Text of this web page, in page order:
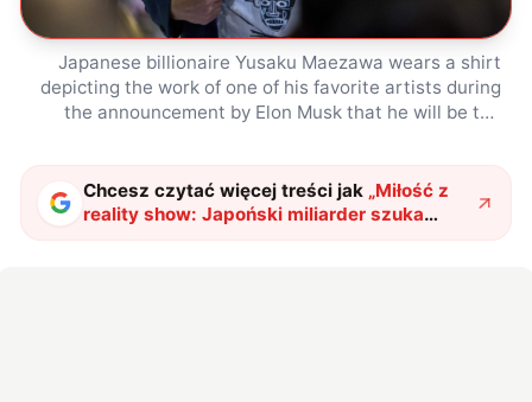
Japanese billionaire Yusaku Maezawa wears a shirt
depicting the work of one of his favorite artists during
the announcement by Elon Musk that he will be the
aboard the SpaceX BFR launch vehicle, at the SpaceX
headquarters and rocket factory on September 17,
2018 in Hawthorne, California. – Japanese billionaire
businessman, online fashion tycoon and art collector
Chcesz czytać więcej treści jak „Miłość z
reality show: Japoński miliarder szuka
partnerki do lotu ze SpaceX"?